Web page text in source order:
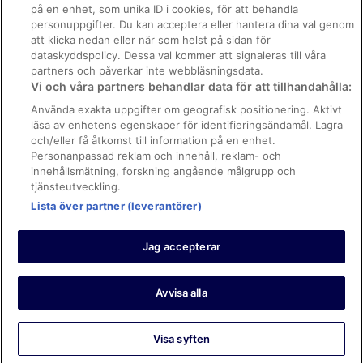
Hotell i närheten av Madame Tussauds vaxmuseum
Hotell i närheten av Marble Arch
Hotell i Marylebone
Hotell i Mayfair
Hotell i Pimlico
Hotell i närheten av Saint Paul's Cathedral
Hotell i Shoreditch
Hotell i Soho
Hotell i South Bank
Hotell i närheten av St. Thomas' Hospital
Hotell i närheten av The Shard
Hotell i närheten av Tower Bridge
Regler och villkor för Vrbo
Tillgänglighetsanpassning
Juridisk information/Kontakta oss
Riktlinjer för innehåll och anmäla innehåll
Hjälp
Kontakta oss
Avboka eller ändra din bokning
Boka ett flyg med flygbolagskredit
Återbetalningsprocess och tidslinjer
© 2026 Expedia, Inc., ett företag inom Expedia Group.
https://www.expediagroup.com/ Med ensamrätt. MrJet är ett
varumärke eller registrerat varumärke som tillhör Expedia, Inc.
på en enhet, som unika ID i cookies, för att behandla
personuppgifter. Du kan acceptera eller hantera dina val genom
att klicka nedan eller när som helst på sidan för
dataskyddspolicy. Dessa val kommer att signaleras till våra
partners och påverkar inte webbläsningsdata.
Vi och våra partners behandlar data för att tillhandahålla:
Använda exakta uppgifter om geografisk positionering. Aktivt
läsa av enhetens egenskaper för identifieringsändamål. Lagra
och/eller få åtkomst till information på en enhet.
Personanpassad reklam och innehåll, reklam- och
innehållsmätning, forskning angående målgrupp och
tjänsteutveckling.
Lista över partner (leverantörer)
Jag accepterar
Avvisa alla
Visa syften